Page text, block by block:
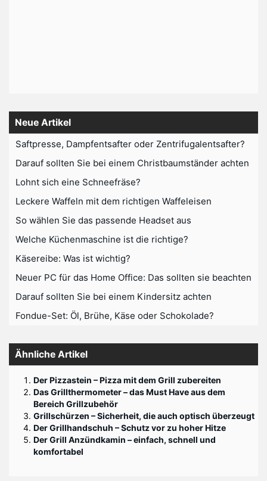
Neue Artikel
Saftpresse, Dampfentsafter oder Zentrifugalentsafter?
Darauf sollten Sie bei einem Christbaumständer achten
Lohnt sich eine Schneefräse?
Leckere Waffeln mit dem richtigen Waffeleisen
So wählen Sie das passende Headset aus
Welche Küchenmaschine ist die richtige?
Käsereibe: Was ist wichtig?
Neuer PC für das Home Office: Das sollten sie beachten
Darauf sollten Sie bei einem Kindersitz achten
Fondue-Set: Öl, Brühe, Käse oder Schokolade?
Ähnliche Artikel
Der Pizzastein – Pizza mit dem Grill zubereiten
Das Grillthermometer – das Must Have aus dem
Bereich Grillzubehör
Grillschürzen – Sicherheit, die auch optisch überzeugt
Der Grillhandschuh – Schutz vor zu hoher Hitze
Der Grill Anzündkamin – einfach, schnell und
komfortabel